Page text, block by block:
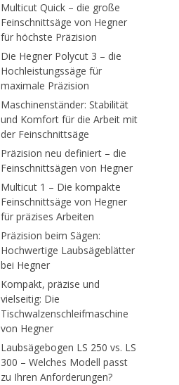
Multicut Quick – die große
Feinschnittsäge von Hegner
für höchste Präzision
Die Hegner Polycut 3 – die
Hochleistungssäge für
maximale Präzision
Maschinenständer: Stabilität
und Komfort für die Arbeit mit
der Feinschnittsäge
Präzision neu definiert – die
Feinschnittsägen von Hegner
Multicut 1 – Die kompakte
Feinschnittsäge von Hegner
für präzises Arbeiten
Präzision beim Sägen:
Hochwertige Laubsägeblätter
bei Hegner
Kompakt, präzise und
vielseitig: Die
Tischwalzenschleifmaschine
von Hegner
Laubsägebogen LS 250 vs. LS
300 – Welches Modell passt
zu Ihren Anforderungen?